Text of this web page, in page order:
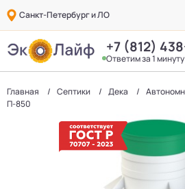
Санкт-Петербург и ЛО
+7 (812)
Ответим за 1 минуту
Главная Септики Дека
П-850